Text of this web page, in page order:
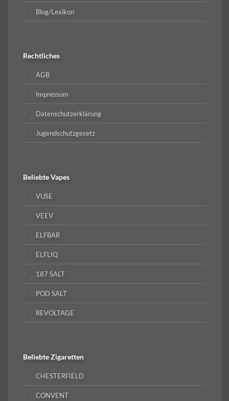
Blog/Lexikon
Rechtliches
AGB
Impressum
Datenschutzerklärung
Jugendschutzgesetz
BeliebteVapes
VUSE
VEEV
ELFBAR
ELFLIQ
187 SALT
POD SALT
REVOLTAGE
BeliebteZigaretten
CHESTERFIELD
CONVENT